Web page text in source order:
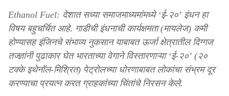
Ethanol Fuel: देशात सध्या समाजमाध्यमांमध्ये ‘ई-२०’ इंधन हा
विषय बहुचर्चित आहे. गाडीची इंधनाची कार्यक्षमता (मायलेज) कमी
होण्यासह इंजिनचे संभाव्य नुकसान याबाबत ऊर्जा क्षेत्रातील दिग्गज
तज्ज्ञांनी पुढाकार घेत भारताच्या वेगाने विस्तारणाऱ्या ‘ई-२०’ (२०
टक्के इथेनॉल-मिश्रित) पेट्रोलच्या धोरणाबाबत लोकांचा संभ्रम दूर
करण्याचा प्रयत्न करत ग्राहकांच्या चिंतांचे निरसन केले.